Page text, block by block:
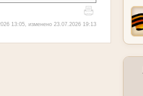
13:05, изменено 23.07.2026 19:13